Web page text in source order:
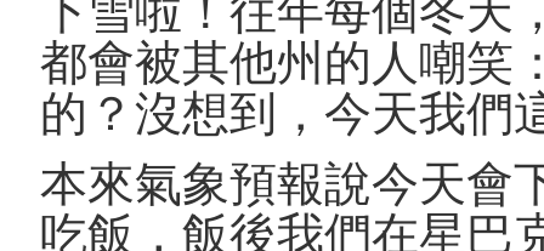
都會被其他州的人嘲笑
的？沒想到，今天我們
本來氣象預報說今天會
吃飯，飯後我們在星巴